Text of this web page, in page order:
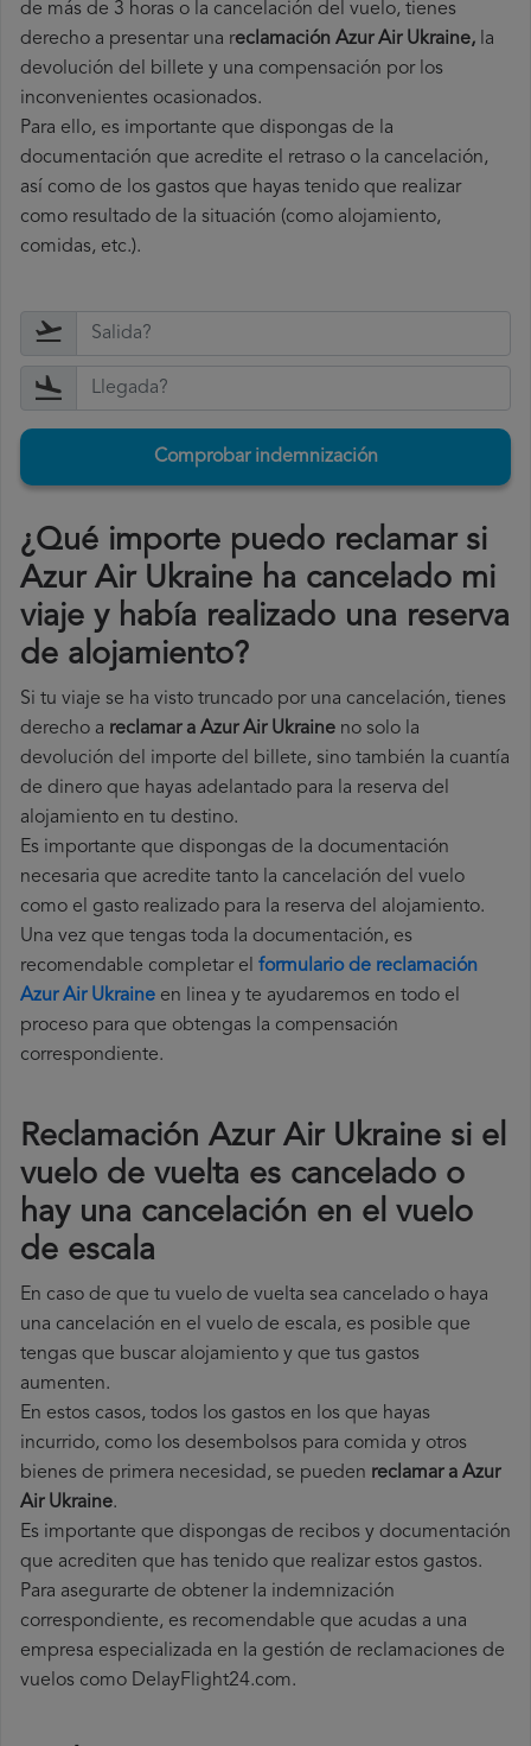
de más de 3 horas o la cancelación del vuelo, tienes
derecho a presentar una reclamación Azur Air Ukraine, la
devolución del billete y una compensación por los
inconvenientes ocasionados.
Para ello, es importante que dispongas de la
documentación que acredite el retraso o la cancelación,
así como de los gastos que hayas tenido que realizar
como resultado de la situación (como alojamiento,
comidas, etc.).
Comprobar indemnización
¿Qué importe puedo reclamar si
Azur Air Ukraine ha cancelado mi
viaje y había realizado una reserva
de alojamiento?
Si tu viaje se ha visto truncado por una cancelación, tienes
derecho a reclamar a Azur Air Ukraine no solo la
devolución del importe del billete, sino también la cuantía
de dinero que hayas adelantado para la reserva del
alojamiento en tu destino.
Es importante que dispongas de la documentación
necesaria que acredite tanto la cancelación del vuelo
como el gasto realizado para la reserva del alojamiento.
Una vez que tengas toda la documentación, es
recomendable completar el formulario de reclamación
Azur Air Ukraine en linea y te ayudaremos en todo el
proceso para que obtengas la compensación
correspondiente.
Reclamación Azur Air Ukraine si el
vuelo de vuelta es cancelado o
hay una cancelación en el vuelo
de escala
En caso de que tu vuelo de vuelta sea cancelado o haya
una cancelación en el vuelo de escala, es posible que
tengas que buscar alojamiento y que tus gastos
aumenten.
En estos casos, todos los gastos en los que hayas
incurrido, como los desembolsos para comida y otros
bienes de primera necesidad, se pueden reclamar a Azur
Air Ukraine.
Es importante que dispongas de recibos y documentación
que acrediten que has tenido que realizar estos gastos.
Para asegurarte de obtener la indemnización
correspondiente, es recomendable que acudas a una
empresa especializada en la gestión de reclamaciones de
vuelos como DelayFlight24.com.